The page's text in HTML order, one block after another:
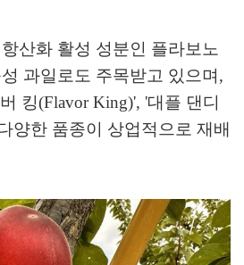
산화 활성 성분인 플라보노
과일로도 주목받고 있으며 ,
킹(Flavor King)', '대플 댄디
양한 품종이 상업적으로 재배